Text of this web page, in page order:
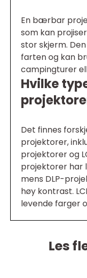
En bærbar
som kan
stor skjerm.
farten og kan
campingturer
Hvilke
Det finnes
projektorer,
projektorer og
projektorer har
mens DLP-
høy kontrast.
levende farger
Les